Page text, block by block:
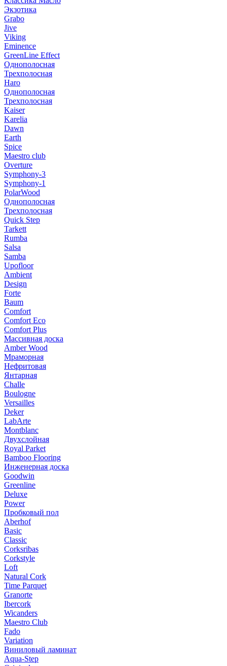
Экзотика
Grabo
Jive
Viking
Eminence
GreenLine Effect
Однополосная
Трехполосная
Haro
Однополосная
Трехполосная
Kaiser
Karelia
Dawn
Earth
Spice
Maestro club
Overture
Symphony-3
Symphony-1
PolarWood
Однополосная
Трехполосная
Quick Step
Tarkett
Rumba
Salsa
Samba
Upofloor
Ambient
Design
Forte
Baum
Comfort
Comfort Eco
Comfort Plus
Массивная доска
Amber Wood
Мраморная
Нефритовая
Янтарная
Challe
Boulogne
Versailles
Deker
LabArte
Montblanc
Двухслойная
Royal Parket
Bamboo Flooring
Инженерная доска
Goodwin
Greenline
Deluxe
Power
Пробковый пол
Aberhof
Basic
Classic
Corksribas
Corkstyle
Loft
Natural Cork
Time Parquet
Granorte
Ibercork
Wicanders
Мaestro Club
Fado
Variation
Виниловый ламинат
Aqua-Step